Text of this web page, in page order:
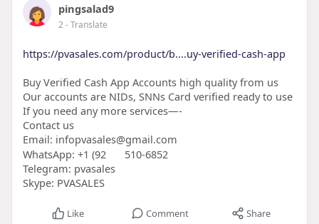
pingsalad9
2- Translate
https://pvasales.com/product/b....uy-verified-cash-app
Buy Verified Cash App Accounts high quality from us
Our accounts are NIDs, SNNs Card verified ready to use
If you need any more services—-
Contact us
Email: infopvasales@gmail.com
WhatsApp: +1 (92
510-6852
Telegram: pvasales
Skype: PVASALES
Like Comment Share